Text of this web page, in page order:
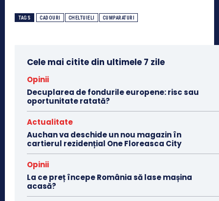
TAGS CADOURI CHELTUIELI CUMPARATURI
Cele mai citite din ultimele 7 zile
Opinii
Decuplarea de fondurile europene: risc sau
oportunitate ratată?
Actualitate
Auchan va deschide un nou magazin în
cartierul rezidențial One Floreasca City
Opinii
La ce preț începe România să lase mașina
acasă?